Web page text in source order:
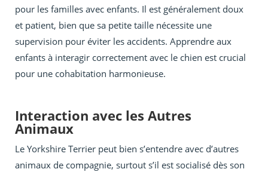
pour les familles avec enfants. Il est généralement doux
et patient, bien que sa petite taille nécessite une
supervision pour éviter les accidents. Apprendre aux
enfants à interagir correctement avec le chien est crucial
pour une cohabitation harmonieuse.
Interaction avec les Autres
Animaux
Le Yorkshire Terrier peut bien s’entendre avec d’autres
animaux de compagnie, surtout s’il est socialisé dès son